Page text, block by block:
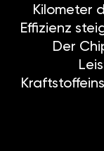
Kilometer
Effizienz
Der